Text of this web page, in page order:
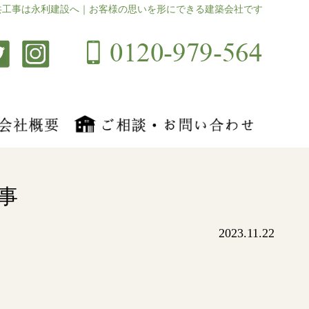
事は永利建設へ｜お客様の思いを形にできる建築会社です
2023.11.22